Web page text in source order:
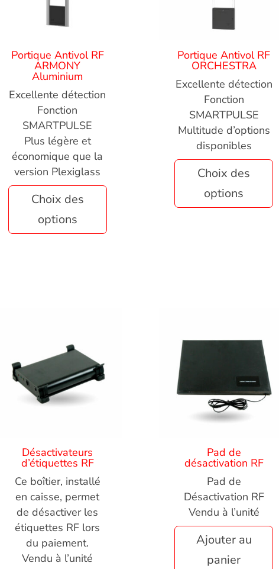
Portique Antivol RF
ARMONY
Aluminium
Excellente détection
Fonction
SMARTPULSE
Plus légère et
économique que la
version Plexiglass
Choix des
options
Portique Antivol RF
ORCHESTRA
Excellente détection
Fonction
SMARTPULSE
Multitude d’options
disponibles
Choix des
options
Désactivateurs
d’étiquettes RF
Ce boîtier, installé
en caisse, permet
de désactiver les
étiquettes RF lors
du paiement.
Vendu à l’unité
Pad de
désactivation RF
Pad de
Désactivation RF
Vendu à l’unité
Ajouter au
panier